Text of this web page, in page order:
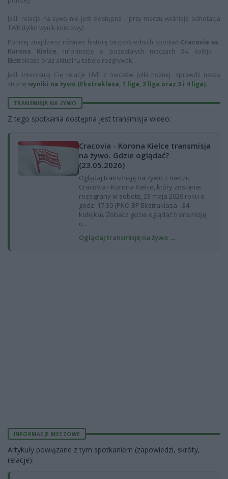
Jeśli relacja na żywo nie jest dostępna - przy meczu widnieje adnotacja
TWK (tylko wynik końcowy)
Poniżej znajdziesz również historę bezpośrednich spotkań Cracovia vs.
Korona Kielce, informacje o pozostałych meczach 34. kolejki -
Ekstraklasa oraz aktualną tabelę rozgrywek.
Jeśli interesują Cię relacje LIVE z meczów piłki nożnej, sprawdź naszą
stronę wyniki na żywo (Ekstraklasa, 1 liga, 2 liga oraz 3 i 4 liga).
TRANSMISJA NA ŻYWO
Z tego spotkania dostępna jest transmisja wideo:
Cracovia - Korona Kielce transmisja
na żywo. Gdzie oglądać?
(23.05.2026)
Oglądaj transmisję na żywo z meczu
Cracovia - Korona Kielce, który zostanie
rozegrany w sobotę, 23 maja 2026 roku o
godz. 17:30 (PKO BP Ekstraklasa - 34.
kolejka). Zobacz gdzie oglądać transmisję
o...
Oglądaj transmisję na żywo →
INFORMACJE MECZOWE
Artykuły powiązane z tym spotkaniem (zapowiedzi, skróty,
relacje):